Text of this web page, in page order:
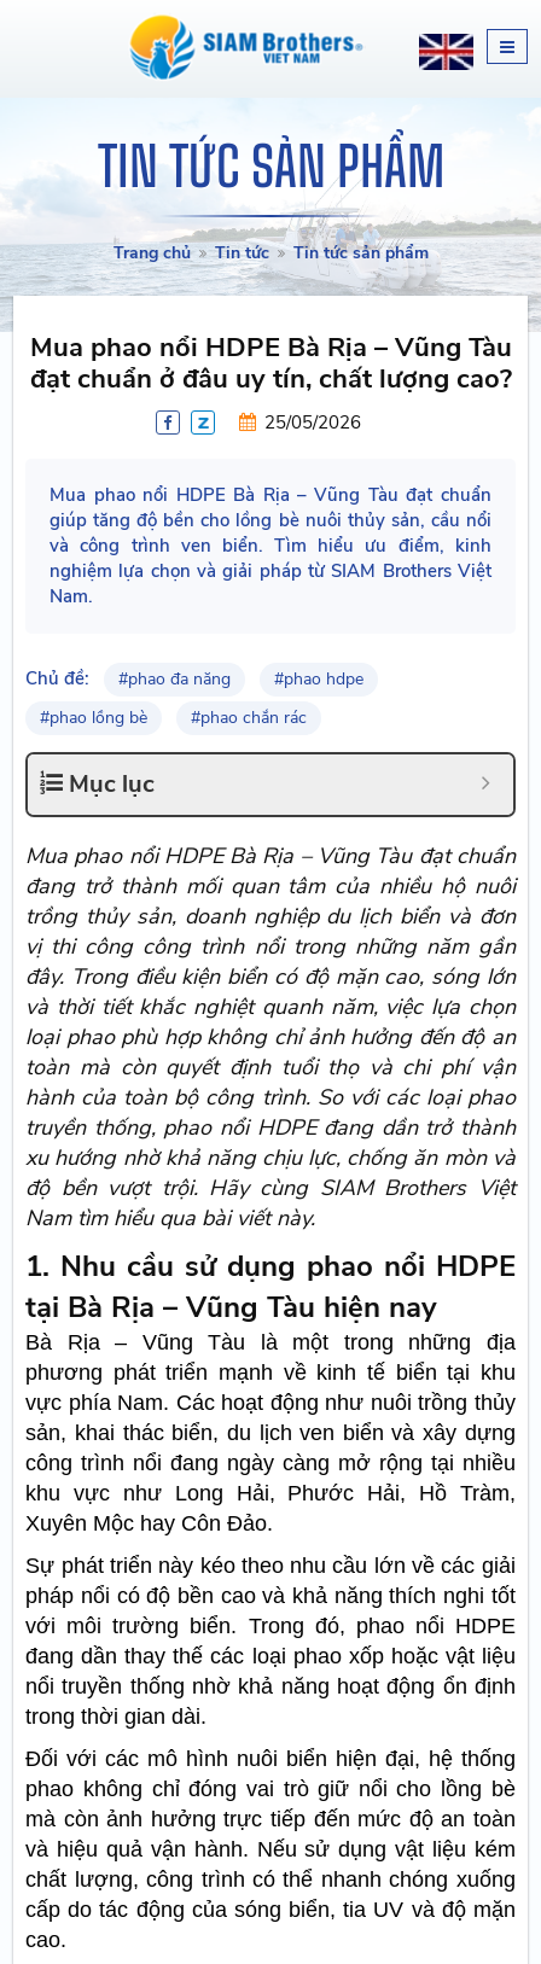
TIN TỨC SẢN PHẨM
Trang chủ Tin tức Tin tức sản phẩm
Mua phao nổi HDPE Bà Rịa – Vũng Tàu
đạt chuẩn ở đâu uy tín, chất lượng cao?
25/05/2026
Mua phao nổi HDPE Bà Rịa – Vũng Tàu đạt chuẩn
giúp tăng độ bền cho lồng bè nuôi thủy sản, cầu nổi
và công trình ven biển. Tìm hiểu ưu điểm, kinh
nghiệm lựa chọn và giải pháp từ SIAM Brothers Việt
Nam.
Chủ đề: #phao đa năng
#phao hdpe
#phao lồng bè
#phao chắn rác
Mục lục
Mua phao nổi HDPE Bà Rịa – Vũng Tàu đạt chuẩn
đang trở thành mối quan tâm của nhiều hộ nuôi
trồng thủy sản, doanh nghiệp du lịch biển và đơn
vị thi công công trình nổi trong những năm gần
đây. Trong điều kiện biển có độ mặn cao, sóng lớn
và thời tiết khắc nghiệt quanh năm, việc lựa chọn
loại phao phù hợp không chỉ ảnh hưởng đến độ an
toàn mà còn quyết định tuổi thọ và chi phí vận
hành của toàn bộ công trình. So với các loại phao
truyền thống, phao nổi HDPE đang dần trở thành
xu hướng nhờ khả năng chịu lực, chống ăn mòn và
độ bền vượt trội. Hãy cùng SIAM Brothers Việt
Nam tìm hiểu qua bài viết này.
1. Nhu cầu sử dụng phao nổi HDPE
tại Bà Rịa – Vũng Tàu hiện nay
Bà Rịa – Vũng Tàu là một trong những địa
phương phát triển mạnh về kinh tế biển tại khu
vực phía Nam. Các hoạt động như nuôi trồng thủy
sản, khai thác biển, du lịch ven biển và xây dựng
công trình nổi đang ngày càng mở rộng tại nhiều
khu vực như Long Hải, Phước Hải, Hồ Tràm,
Xuyên Mộc hay Côn Đảo.
Sự phát triển này kéo theo nhu cầu lớn về các giải
pháp nổi có độ bền cao và khả năng thích nghi tốt
với môi trường biển. Trong đó, phao nổi HDPE
đang dần thay thế các loại phao xốp hoặc vật liệu
nổi truyền thống nhờ khả năng hoạt động ổn định
trong thời gian dài.
Đối với các mô hình nuôi biển hiện đại, hệ thống
phao không chỉ đóng vai trò giữ nổi cho lồng bè
mà còn ảnh hưởng trực tiếp đến mức độ an toàn
và hiệu quả vận hành. Nếu sử dụng vật liệu kém
chất lượng, công trình có thể nhanh chóng xuống
cấp do tác động của sóng biển, tia UV và độ mặn
cao.